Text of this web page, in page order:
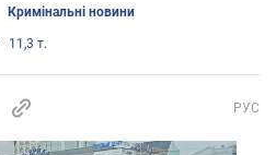
Кримінальні новини
11,3 т.
РУС